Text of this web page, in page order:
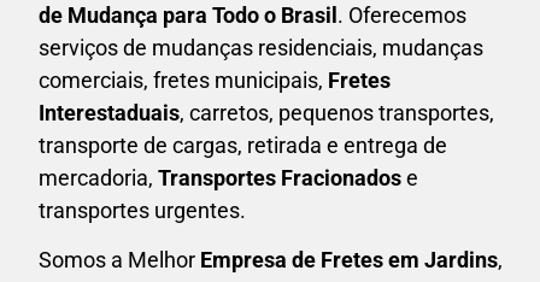
de Mudança para Todo o Brasil. Oferecemos
serviços de mudanças residenciais, mudanças
comerciais, fretes municipais, Fretes
Interestaduais, carretos, pequenos transportes,
transporte de cargas, retirada e entrega de
mercadoria, Transportes Fracionadose
transportes urgentes.
Somos a Melhor Empresa de Fretes em Jardins,